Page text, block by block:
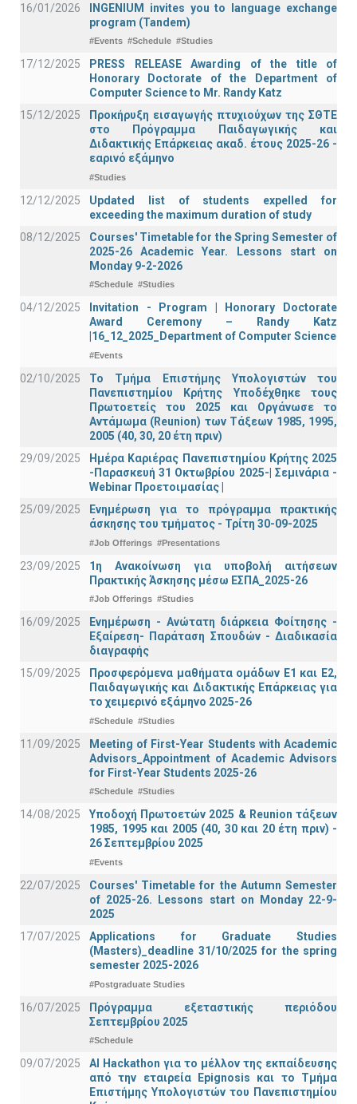
16/01/2026
INGENIUM invites you to language exchange
program (Tandem)
#Events #Schedule #Studies
17/12/2025
PRESS RELEASE Awarding of the title of
Honorary Doctorate of the Department of
Computer Science to Mr. Randy Katz
15/12/2025
Προκήρυξη εισαγωγής πτυχιούχων της ΣΘΤΕ
στο Πρόγραμμα Παιδαγωγικής και
Διδακτικής Επάρκειας ακαδ. έτους 2025-26 -
εαρινό εξάμηνο
#Studies
12/12/2025
Updated list of students expelled for
exceeding the maximum duration of study
08/12/2025
Courses' Timetable for the Spring Semester of
2025-26 Academic Year. Lessons start on
Monday 9-2-2026
#Schedule #Studies
04/12/2025
Invitation - Program | Honorary Doctorate
Award Ceremony – Randy Katz
|16_12_2025_Department of Computer Science
#Events
02/10/2025
Το Τμήμα Επιστήμης Υπολογιστών του
Πανεπιστημίου Κρήτης Υποδέχθηκε τους
Πρωτοετείς του 2025 και Οργάνωσε το
Αντάμωμα (Reunion) των Τάξεων 1985, 1995,
2005 (40, 30, 20 έτη πριν)
29/09/2025
Ημέρα Καριέρας Πανεπιστημίου Κρήτης 2025
-Παρασκευή 31 Οκτωβρίου 2025-| Σεμινάρια -
Webinar Προετοιμασίας |
25/09/2025
Ενημέρωση για το πρόγραμμα πρακτικής
άσκησης του τμήματος - Τρίτη 30-09-2025
#Job Offerings #Presentations
23/09/2025
1η Ανακοίνωση για υποβολή αιτήσεων
Πρακτικής Άσκησης μέσω ΕΣΠΑ_2025-26
#Job Offerings #Studies
16/09/2025
Ενημέρωση - Ανώτατη διάρκεια Φοίτησης -
Εξαίρεση- Παράταση Σπουδών - Διαδικασία
διαγραφής
15/09/2025
Προσφερόμενα μαθήματα ομάδων Ε1 και Ε2,
Παιδαγωγικής και Διδακτικής Επάρκειας για
το χειμερινό εξάμηνο 2025-26
#Schedule #Studies
11/09/2025
Meeting of First-Year Students with Academic
Advisors_Appointment of Academic Advisors
for First-Year Students 2025-26
#Schedule #Studies
14/08/2025
Υποδοχή Πρωτοετών 2025 & Reunion τάξεων
1985, 1995 και 2005 (40, 30 και 20 έτη πριν) -
26 Σεπτεμβρίου 2025
#Events
22/07/2025
Courses' Timetable for the Autumn Semester
of 2025-26. Lessons start on Monday 22-9-
2025
17/07/2025
Applications for Graduate Studies
(Masters)_deadline 31/10/2025 for the spring
semester 2025-2026
#Postgraduate Studies
16/07/2025
Πρόγραμμα εξεταστικής περιόδου
Σεπτεμβρίου 2025
#Schedule
09/07/2025
AI Hackathon για το μέλλον της εκπαίδευσης
από την εταιρεία Epignosis και το Τμήμα
Επιστήμης Υπολογιστών του Πανεπιστημίου